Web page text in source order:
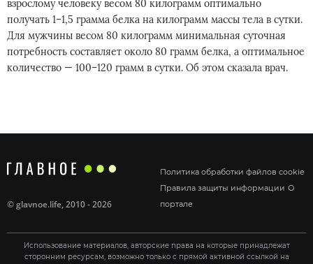
взрослому человеку весом 80 килограмм оптимально
получать 1–1,5 грамма белка на килограмм массы тела в сутки.
Для мужчины весом 80 килограмм минимальная суточная
потребность составляет около 80 грамм белка, а оптимальное
количество — 100–120 грамм в сутки. Об этом сказала врач.
Политика обработки файлов cookie
Правила защиты информации О
портале
©glavnoe.life, 2010 - 2026
Использование материалов, авторские права на которые принадлежат
сторонним ресурсам, возможно только с прямой активной ссылкой на